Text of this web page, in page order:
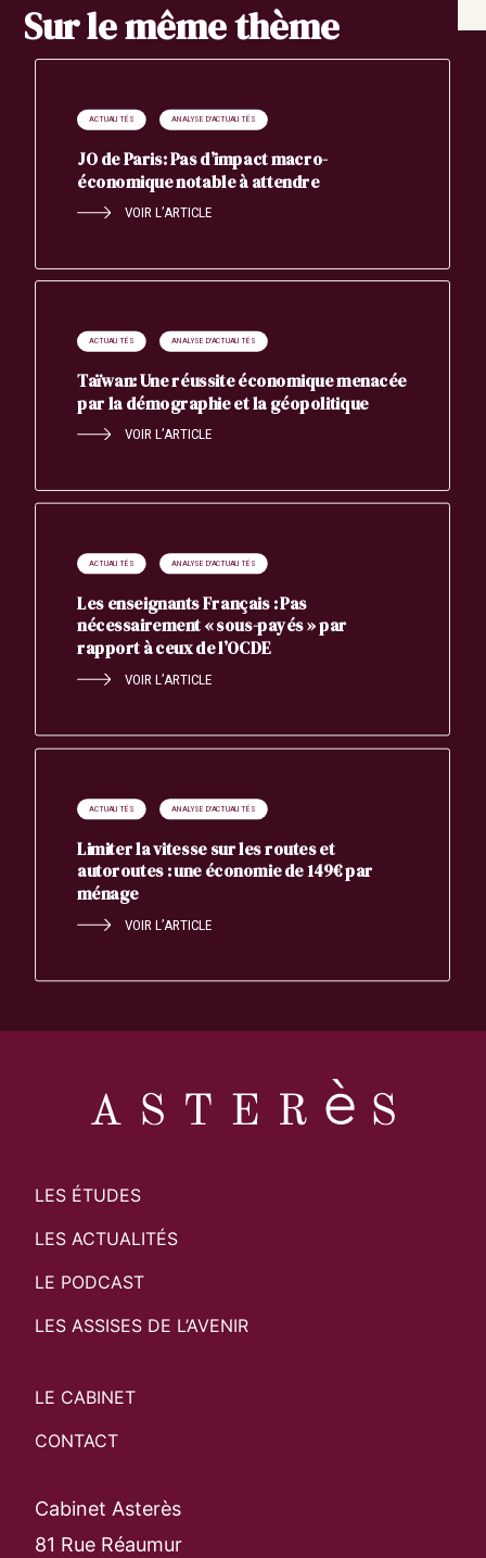
Sur le même thème
ACTUALITÉS ANALYSE D'ACTUALITÉS
JO de Paris: Pas d’impact macro-
économique notable à attendre
VOIR L’ARTICLE
ACTUALITÉS ANALYSE D'ACTUALITÉS
Taïwan: Une réussite économique menacée
par la démographie et la géopolitique
VOIR L’ARTICLE
ACTUALITÉS ANALYSE D'ACTUALITÉS
Les enseignants Français : Pas
nécessairement « sous-payés » par
rapport à ceux de l’OCDE
VOIR L’ARTICLE
ACTUALITÉS ANALYSE D'ACTUALITÉS
Limiter la vitesse sur les routes et
autoroutes : une économie de 149€ par
ménage
VOIR L’ARTICLE
LES ÉTUDES
LES ACTUALITÉS
LE PODCAST
LES ASSISES DE L’AVENIR
LE CABINET
CONTACT
Cabinet Asterès
81 Rue Réaumur
Search